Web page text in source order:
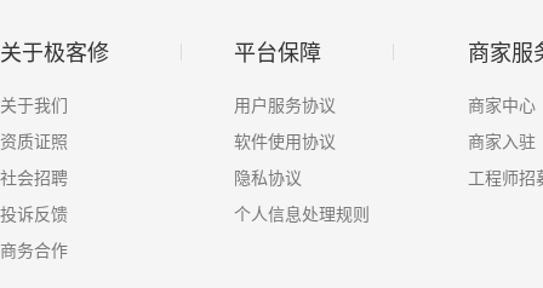
关于极客修
关于我们
资质证照
社会招聘
投诉反馈
商务合作
平台保障
用户服务协议
软件使用协议
隐私协议
个人信息处理规则
商家服
商家中心
商家入驻
工程师招